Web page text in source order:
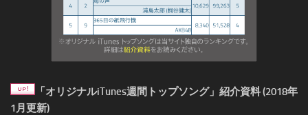
「オリジナルiTunes週間トップソング」紹介資料 (2018年
1月更新)